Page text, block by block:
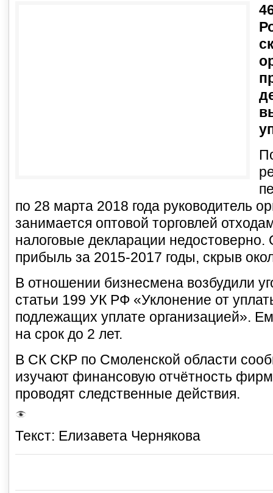
по 28 марта 2018 года руководитель
занимается оптовой торговлей
налоговые декларации
прибыль за 2015-2017 годы, скрыв
В отношении бизнесмена возбудили
статьи 199 УК РФ «Уклонение от
подлежащих уплате организацией».
на срок до 2 лет.
В СК СКР по Смоленской области
изучают финансовую отчётность
проводят следственные действия.
Текст: Елизавета Чернякова